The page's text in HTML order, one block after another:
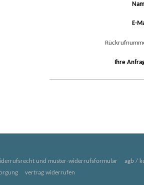
E-
Ihre
und muster-widerrufsformular
agb /
vertrag widerrufen